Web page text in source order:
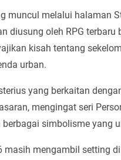
muncul melalui halaman
diusung oleh RPG
kisah tentang
urban.
yang berkaitan
mengingat seri
simbolisme yang
masih mengambil setting